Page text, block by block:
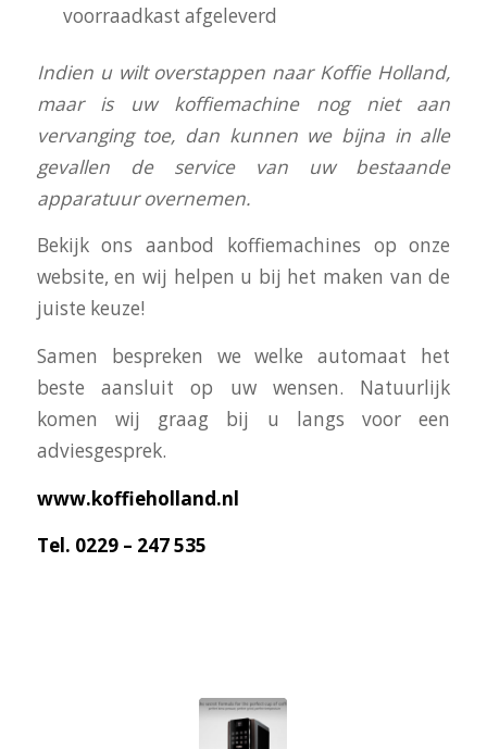
voorraadkast afgeleverd
Indien u wilt overstappen naar Koffie Holland,
maar is uw koffiemachine nog niet aan
vervanging toe, dan kunnen we bijna in alle
gevallen de service van uw bestaande
apparatuur overnemen.
Bekijk ons aanbod koffiemachines op onze
website, en wij helpen u bij het maken van de
juiste keuze!
Samen bespreken we welke automaat het
beste aansluit op uw wensen. Natuurlijk
komen wij graag bij u langs voor een
adviesgesprek.
www.koffieholland.nl
Tel. 0229 – 247 535